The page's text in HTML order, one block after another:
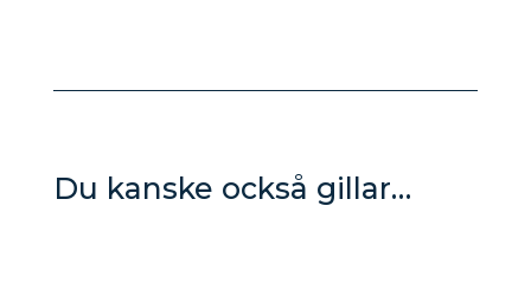
Du kanske också gillar…